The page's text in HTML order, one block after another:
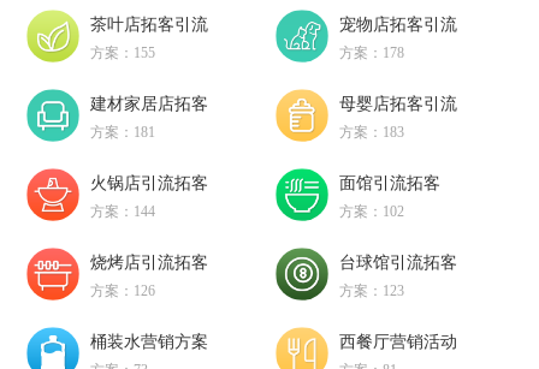
茶叶店拓客引流
方案：155
宠物店拓客引流
方案：178
建材家居店拓客
方案：181
母婴店拓客引流
方案：183
火锅店引流拓客
方案：144
面馆引流拓客
方案：102
烧烤店引流拓客
方案：126
台球馆引流拓客
方案：123
桶装水营销方案 西餐厅营销活动